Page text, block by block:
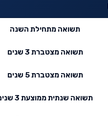
תשואה מתחילת השנה
תשואה מצטברת 3 שנים
תשואה מצטברת 5 שנים
תשואה שנתית ממוצעת 3 שנים